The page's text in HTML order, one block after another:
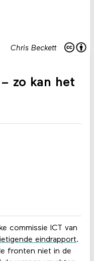
Chris Beckett
zo kan het
commissie ICT van
eindrapport.
fronten niet in de